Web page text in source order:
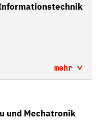
mehr
und Mechatronik